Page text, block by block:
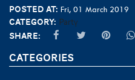
Posted at: Fri, 01 March 2019
Category: Party
Share:
CATEGORIES